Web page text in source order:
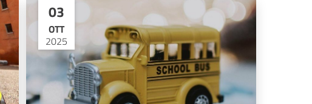
03
OTT
2025